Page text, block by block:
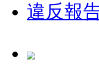
違反報